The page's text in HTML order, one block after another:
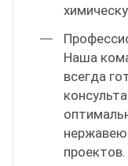
Наша
всегда